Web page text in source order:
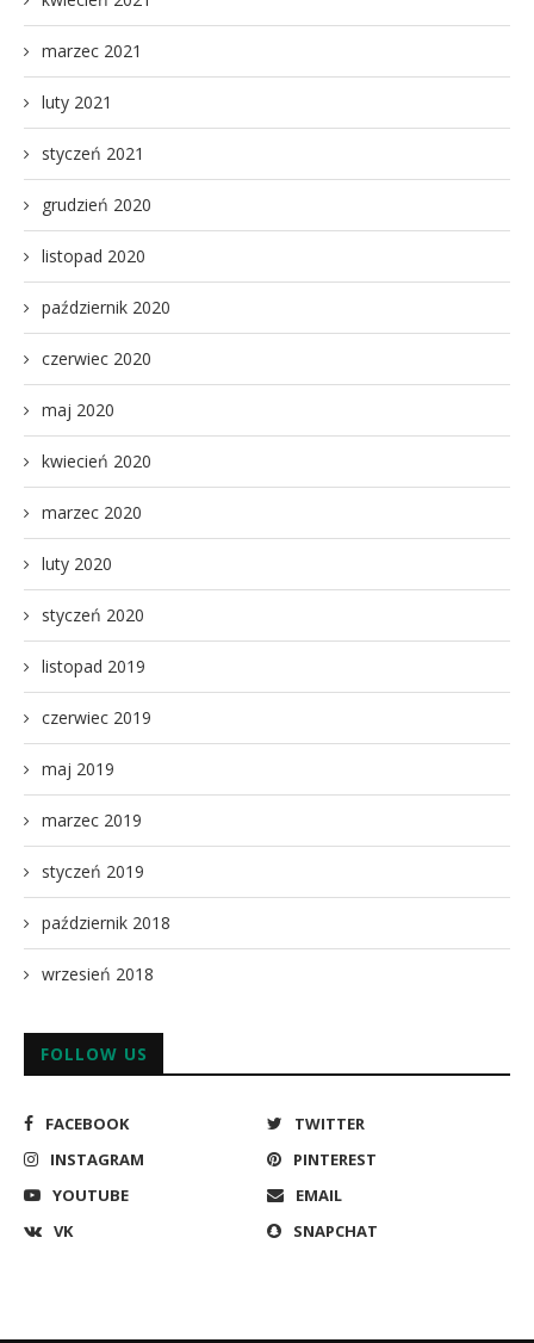
marzec 2021
luty 2021
styczeń 2021
grudzień 2020
listopad 2020
październik 2020
czerwiec 2020
maj 2020
kwiecień 2020
marzec 2020
luty 2020
styczeń 2020
listopad 2019
czerwiec 2019
maj 2019
marzec 2019
styczeń 2019
październik 2018
wrzesień 2018
FOLLOW US
FACEBOOK
TWITTER
INSTAGRAM
PINTEREST
YOUTUBE
EMAIL
VK
SNAPCHAT